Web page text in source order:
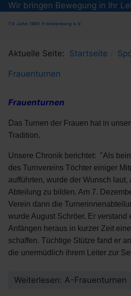
Wir bringen Bewegung in Ihr
TV Jahn 1881 Fröndenberg e.V.
Aktuelle Seite: Startseite
Frauenturnen
Frauenturnen
Das Turnen der Frauen hat in
Tradition.
Unsere Chronik berichtet: "Als
des Turnvereins Töchter einiger
aufführten, wurde der Wunsch laut,
Abteilung zu bilden. Am 7.
Verein dann die
wurde August Schröer. Er verstand
Anfängen heraus in kurzer Zeit
schaffen. Tüchtige Stütze fand er
die unermüdlich ihrem Leiter zur
Weiterlesen: A-Frauenturnen